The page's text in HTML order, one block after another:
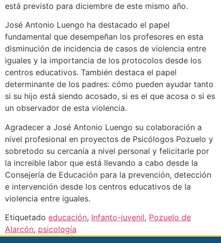
está previsto para diciembre de este mismo año.
José Antonio Luengo ha destacado el papel
fundamental que desempeñan los profesores en esta
disminución de incidencia de casos de violencia entre
iguales y la importancia de los protocolos desde los
centros educativos. También destaca el papel
determinante de los padres: cómo pueden ayudar tanto
si su hijo está siendo acosado, si es el que acosa o si es
un observador de esta violencia.
Agradecer a José Antonio Luengo su colaboración a
nivel profesional en proyectos de Psicólogos Pozuelo y
sobretodo su cercanía a nivel personal y felicitarle por
la increible labor que está llevando a cabo desde la
Consejería de Educación para la prevención, detección
e intervención desde los centros educativos de la
violencia entre iguales.
Etiquetado educación, Infanto-juvenil, Pozuelo de
Alarcón, psicología